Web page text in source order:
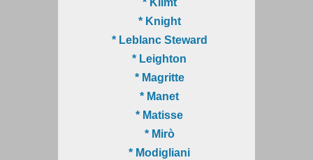
* Klimt
* Knight
* Leblanc Steward
* Leighton
* Magritte
* Manet
* Matisse
* Mirò
* Modigliani